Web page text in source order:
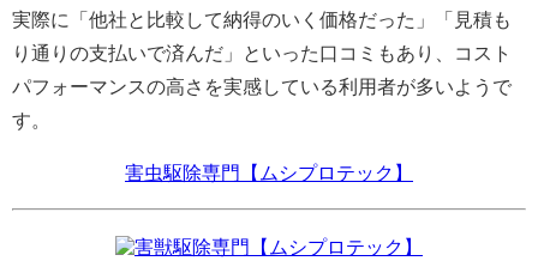
実際に「他社と比較して納得のいく価格だった」「見積も
り通りの支払いで済んだ」といった口コミもあり、コスト
パフォーマンスの高さを実感している利用者が多いようで
す。
害虫駆除専門【ムシプロテック】
害獣駆除専門【ムシプロテック】